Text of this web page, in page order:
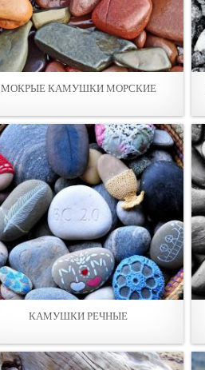
МОКРЫЕ КАМУШКИ МОРСКИЕ
КАМУШКИ РЕЧНЫЕ